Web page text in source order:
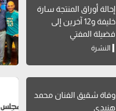
إحالة أوراق المنتجة سارة
خليفة و12 آخرين إلى
فضيلة المفتي
النشرة
وفاة شقيق الفنان محمد
هنيدي